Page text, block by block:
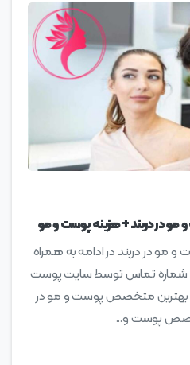
در دربند + هزینه پوست و مو
در دربند در ادامه به همراه
شماره تماس توسط سایت پوست
متخصص پوست و مو در
پوست و...